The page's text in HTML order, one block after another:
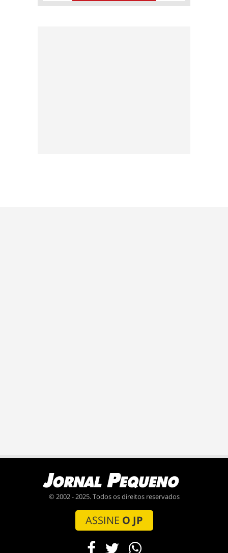
© 2002 - 2025. Todos os direitos reservados
ASSINE O JP